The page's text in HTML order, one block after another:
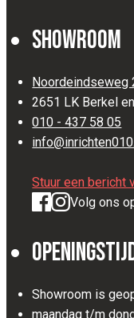
Showroom
Noordeindseweg
2651 LK Berkel
010 - 437 58 05
Stuur een bericht
Volg ons
Showroom is
maandag t/m